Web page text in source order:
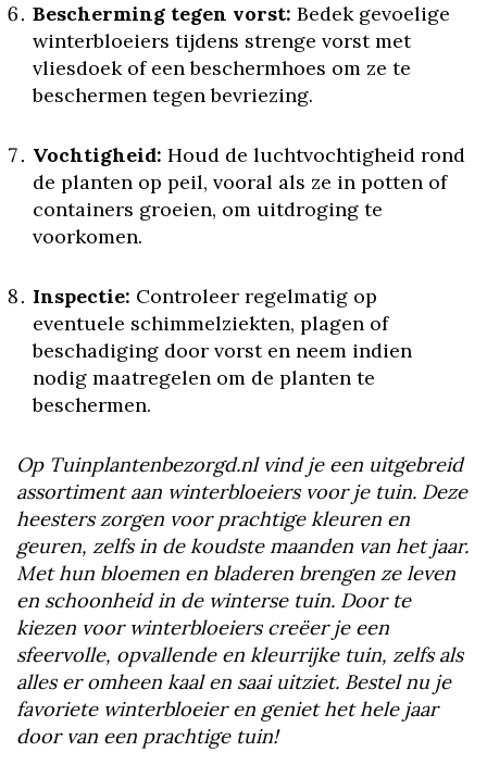
Bescherming tegen vorst: Bedek gevoelige
winterbloeiers tijdens strenge vorst met
vliesdoek of een beschermhoes om ze te
beschermen tegen bevriezing.
Vochtigheid: Houd de luchtvochtigheid rond
de planten op peil, vooral als ze in potten of
containers groeien, om uitdroging te
voorkomen.
Inspectie: Controleer regelmatig op
eventuele schimmelziekten, plagen of
beschadiging door vorst en neem indien
nodig maatregelen om de planten te
beschermen.
Op Tuinplantenbezorgd.nl vind je een uitgebreid
assortiment aan winterbloeiers voor je tuin. Deze
heesters zorgen voor prachtige kleuren en
geuren, zelfs in de koudste maanden van het jaar.
Met hun bloemen en bladeren brengen ze leven
en schoonheid in de winterse tuin. Door te
kiezen voor winterbloeiers creëer je een
sfeervolle, opvallende en kleurrijke tuin, zelfs als
alles er omheen kaal en saai uitziet. Bestel nu je
favoriete winterbloeier en geniet het hele jaar
door van een prachtige tuin!